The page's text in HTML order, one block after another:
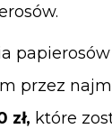
przez
zł, które